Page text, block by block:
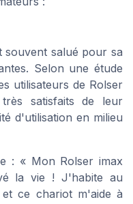
souvent salué pour sa
Selon une étude
utilisateurs de Rolser
satisfaits de leur
d'utilisation en milieu
: « Mon Rolser imax
la vie ! J'habite au
ce chariot m'aide à